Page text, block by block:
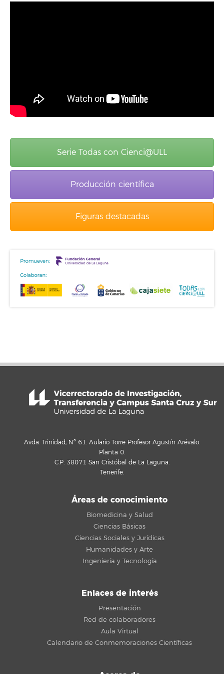
Serie Todas con Cienci@ULL
Producción científica
Figuras destacadas
Avda. Trinidad, Nº 61. Aulario Torre Profesor Agustín Arévalo.
Planta 0.
C.P. 38071 San Cristóbal de La Laguna.
Tenerife.
Áreas de conocimiento
Biomedicina y Salud
Ciencias Básicas
Ciencias Sociales y Jurídicas
Humanidades y Arte
Ingeniería y Tecnología
Enlaces de interés
Presentación
Red de colaboradores
Aula Virtual
Calendario de Conmemoraciones Científicas